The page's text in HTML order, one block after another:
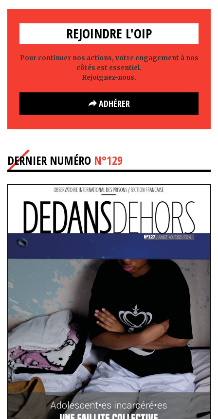
REJOINDRE L'OIP
Pour continuer nos actions, votre engagement à nos
côtés est essentiel.
Rejoignez-nous.
ADHÉRER
DERNIER NUMÉRO N°129